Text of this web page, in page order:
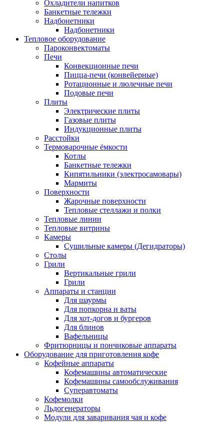
Охладители напитков
Банкетные тележки
Надбонетники
Надбонетники
Тепловое оборудование
Пароконвектоматы
Печи
Конвекционные печи
Пицца-печи (конвейерные)
Ротационные и люлечные печи
Подовые печи
Плиты
Электрические плиты
Газовые плиты
Индукционные плиты
Расстойки
Термоварочные ёмкости
Котлы
Банкетные тележки
Кипятильники (электросамовары)
Мармиты
Поверхности
Жарочные поверхности
Тепловые стеллажи и полки
Тепловые линии
Тепловые витрины
Камеры
Сушильные камеры (Дегидраторы)
Столы
Грили
Вертикальные грили
Грили
Аппараты и станции
Для шаурмы
Для попкорна и ваты
Для хот-догов и бургеров
Для блинов
Вафельницы
Фритюрницы и пончиковые аппараты
Оборудование для приготовления кофе
Кофейные аппараты
Кофемашины автоматические
Кофемашины самообслуживания
Суперавтоматы
Кофемолки
Льдогенераторы
Модули для заваривания чая и кофе